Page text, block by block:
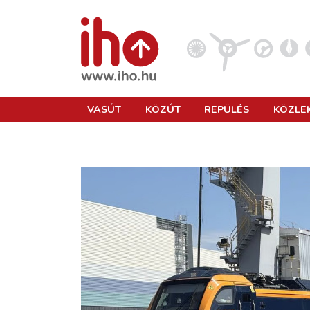
KÖZLEKEDÉSFEJLESZTÉS
ELLÁTÁSI LÁNC
VASÚT KÖZÚT REPÜLÉS